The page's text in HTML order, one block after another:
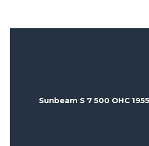
Sunbeam S 7 500 OHC